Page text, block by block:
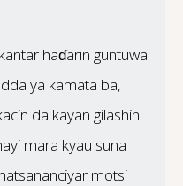
haɗarin guntuwa
ya kamata ba,
da kayan gilashin
mara kyau suna
motsi